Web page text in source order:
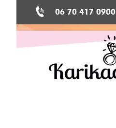
06 70 417 0900